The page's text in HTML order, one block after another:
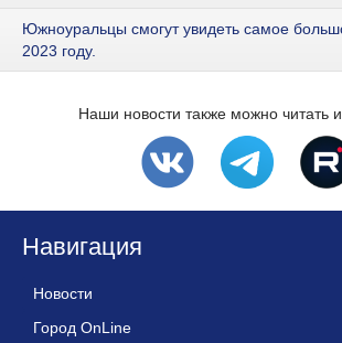
Южноуральцы смогут увидеть самое
2023 году.
Наши новости также можно читать
Навигация
Новости
Город OnLine